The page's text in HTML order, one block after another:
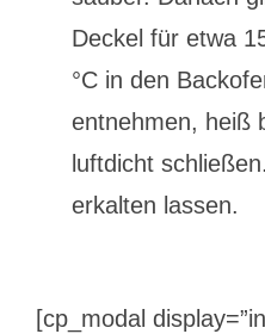
Deckel für etwa
°C in den
entnehmen, heiß
luftdicht
erkalten lassen.
[cp_modal